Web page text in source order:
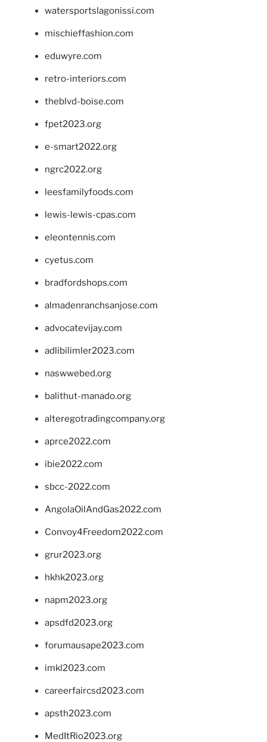
watersportslagonissi.com
mischieffashion.com
eduwyre.com
retro-interiors.com
theblvd-boise.com
fpet2023.org
e-smart2022.org
ngrc2022.org
leesfamilyfoods.com
lewis-lewis-cpas.com
eleontennis.com
cyetus.com
bradfordshops.com
almadenranchsanjose.com
advocatevijay.com
adlibilimler2023.com
naswwebed.org
balithut-manado.org
alteregotradingcompany.org
aprce2022.com
ibie2022.com
sbcc-2022.com
AngolaOilAndGas2022.com
Convoy4Freedom2022.com
grur2023.org
hkhk2023.org
napm2023.org
apsdfd2023.org
forumausape2023.com
imkl2023.com
careerfaircsd2023.com
apsth2023.com
MedItRio2023.org